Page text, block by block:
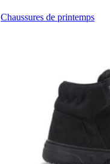
Chaussures de printemps